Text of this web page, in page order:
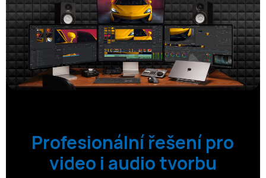
Profesionální řešení pro
video i audio tvorbu